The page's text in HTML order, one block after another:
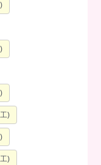
)
)